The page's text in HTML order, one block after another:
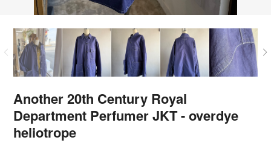
Another 20th Century Royal
Department Perfumer JKT - overdye
heliotrope